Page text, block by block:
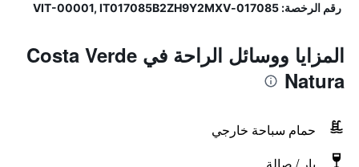
رقم الرخصة: 017085-VIT-00001, IT017085B2ZH9Y2MXV
المزايا ووسائل الراحة في Costa Verde
Natura
حمام سباحة خارجي